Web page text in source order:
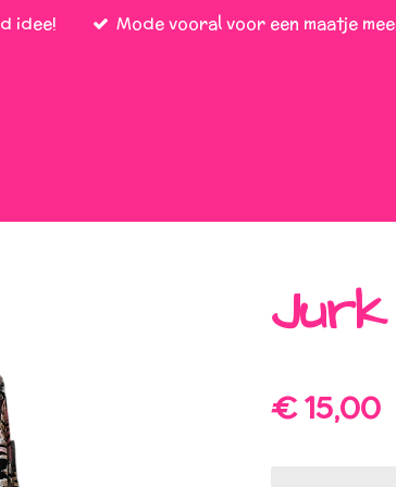
idee! Mode vooral voor een maatje
Jurk
€ 15,00